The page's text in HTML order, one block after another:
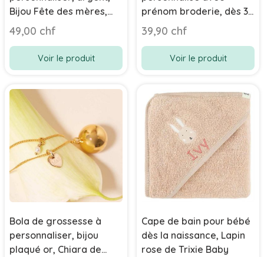
Bijou Fête des mères,
Lola Aismée
49,00 chf
Voir le produit
prénom broderie, dès 3
ans, Grenouille
39,90 chf
Voir le produit
Bola de grossesse à
personnaliser, bijou
plaqué or, Chiara de
Cape de bain pour bébé
dès la naissance, Lapin
rose de Trixie Baby